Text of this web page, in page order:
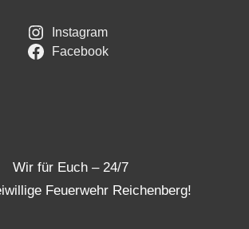
Instagram
Facebook
Wir für Euch – 24/7
Feuerwehr Reichenberg!